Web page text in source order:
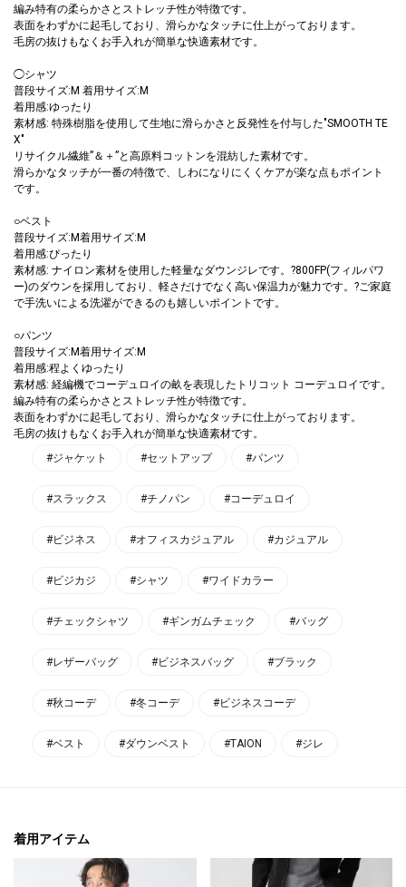
編み特有の柔らかさとストレッチ性が特徴です。
表面をわずかに起毛しており、滑らかなタッチに仕上がっております。
毛房の抜けもなくお手入れが簡単な快適素材です。
◯シャツ
普段サイズ:M 着用サイズ:M
着用感:ゆったり
素材感: 特殊樹脂を使用して生地に滑らかさと反発性を付与した"SMOOTH TE
X"
リサイクル繊維”＆＋”と高原料コットンを混紡した素材です。
滑らかなタッチが一番の特徴で、しわになりにくくケアが楽な点もポイント
です。
○ベスト
普段サイズ:M着用サイズ:M
着用感:ぴったり
素材感: ナイロン素材を使用した軽量なダウンジレです。?800FP(フィルパワ
ー)のダウンを採用しており、軽さだけでなく高い保温力が魅力です。?ご家庭
で手洗いによる洗濯ができるのも嬉しいポイントです。
○パンツ
普段サイズ:M着用サイズ:M
着用感:程よくゆったり
素材感: 経編機でコーデュロイの畝を表現したトリコット コーデュロイです。
編み特有の柔らかさとストレッチ性が特徴です。
表面をわずかに起毛しており、滑らかなタッチに仕上がっております。
毛房の抜けもなくお手入れが簡単な快適素材です。
#ジャケット
#セットアップ #パンツ
#スラックス #チノパン #コーデュロイ
#ビジネス #オフィスカジュアル #カジュアル
#ビジカジ #シャツ #ワイドカラー
#チェックシャツ #ギンガムチェック #バッグ
#レザーバッグ #ビジネスバッグ #ブラック
#秋コーデ #冬コーデ #ビジネスコーデ
#ベスト #ダウンベスト #TAION #ジレ
着用アイテム